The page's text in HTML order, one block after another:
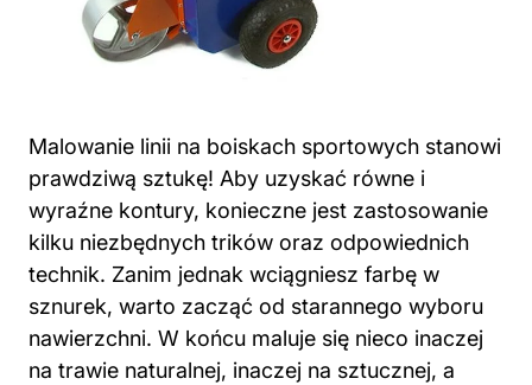
Malowanie linii na boiskach sportowych stanowi
prawdziwą sztukę! Aby uzyskać równe i
wyraźne kontury, konieczne jest zastosowanie
kilku niezbędnych trików oraz odpowiednich
technik. Zanim jednak wciągniesz farbę w
sznurek, warto zacząć od starannego wyboru
nawierzchni. W końcu maluje się nieco inaczej
na trawie naturalnej, inaczej na sztucznej, a